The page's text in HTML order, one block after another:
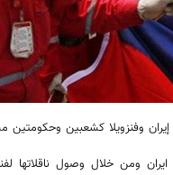
إيران وفنزويلا كشعبين
ايران ومن خلال وصول ناقلاتها